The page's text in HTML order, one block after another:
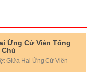
Ứng Cử Viên Tổng
Chủ
Giữa Hai Ứng Cử Viên